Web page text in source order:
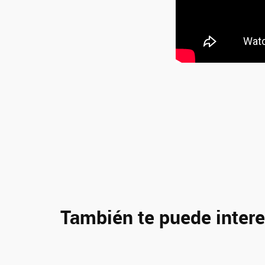
También te puede